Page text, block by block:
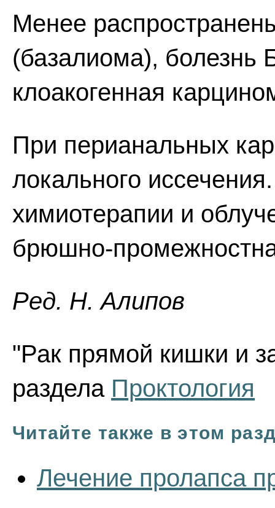
Менее
(базалиома), болезнь
клоакогенная
При перианальных
локального
химиотерапии и
брюшно-
Ред. Н. Алипов
"Рак прямой кишки и
раздела Проктология
Читайте также в этом
Лечение пролапса